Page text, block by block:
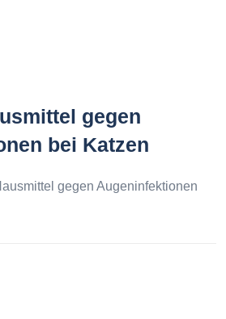
gegen
bei Katzen
gegen Augeninfektionen